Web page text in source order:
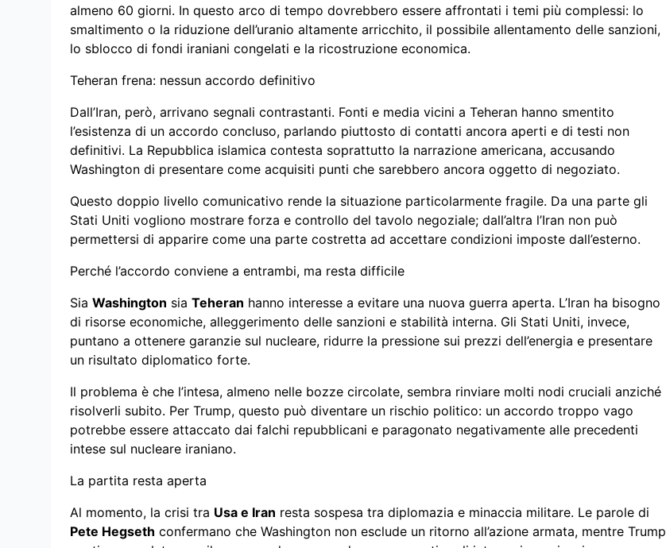
almeno 60 giorni. In questo arco di tempo dovrebbero essere affrontati i temi più complessi: lo
smaltimento o la riduzione dell’uranio altamente arricchito, il possibile allentamento delle sanzioni,
lo sblocco di fondi iraniani congelati e la ricostruzione economica.
Teheran frena: nessun accordo definitivo
Dall’Iran, però, arrivano segnali contrastanti. Fonti e media vicini a Teheran hanno smentito
l’esistenza di un accordo concluso, parlando piuttosto di contatti ancora aperti e di testi non
definitivi. La Repubblica islamica contesta soprattutto la narrazione americana, accusando
Washington di presentare come acquisiti punti che sarebbero ancora oggetto di negoziato.
Questo doppio livello comunicativo rende la situazione particolarmente fragile. Da una parte gli
Stati Uniti vogliono mostrare forza e controllo del tavolo negoziale; dall’altra l’Iran non può
permettersi di apparire come una parte costretta ad accettare condizioni imposte dall’esterno.
Perché l’accordo conviene a entrambi, ma resta difficile
Sia Washington sia Teheran hanno interesse a evitare una nuova guerra aperta. L’Iran ha bisogno
di risorse economiche, alleggerimento delle sanzioni e stabilità interna. Gli Stati Uniti, invece,
puntano a ottenere garanzie sul nucleare, ridurre la pressione sui prezzi dell’energia e presentare
un risultato diplomatico forte.
Il problema è che l’intesa, almeno nelle bozze circolate, sembra rinviare molti nodi cruciali anziché
risolverli subito. Per Trump, questo può diventare un rischio politico: un accordo troppo vago
potrebbe essere attaccato dai falchi repubblicani e paragonato negativamente alle precedenti
intese sul nucleare iraniano.
La partita resta aperta
Al momento, la crisi tra Usa e Iran resta sospesa tra diplomazia e minaccia militare. Le parole di
Pete Hegseth confermano che Washington non esclude un ritorno all’azione armata, mentre Trump